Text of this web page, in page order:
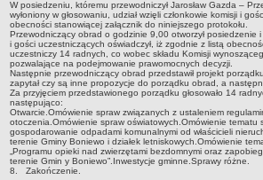
petycje
ponowne wykorzystywanie
pomoc prawna
Punkt potwierdzania profilu zaufanego
Porozumienia
Infromacje w zakresie preferencyjnego
ocena jakości wody
WŁADZE I STRUKTURA
W posiedzeniu, któremu przewodniczył Jarosław Gazda –
wyłoniony w głosowaniu, udział wzięli członkowie komisji i
obecności stanowiącej załącznik do niniejszego protokołu.
Przewodniczący obrad o godzinie 9,00 otworzył posiedzenie
i gości uczestniczących oświadczył, iż zgodnie z listą
uczestniczy 14 radnych, co wobec składu Komisji
pozwalające na podejmowanie prawomocnych decyzji.
Następnie przewodniczący obrad przedstawił projekt
zapytał czy są inne propozycje do porządku obrad, a
Za przyjęciem przedstawionego porządku głosowało 14
następująco:
Otwarcie.Omówienie spraw związanych z ustaleniem
otoczenia.Omówienie spraw oświatowych.Omówienie tematu
gospodarowanie odpadami komunalnymi od właścicieli
terenie Gminy Boniewo i działek letniskowych.Omówienie
„Programu opieki nad zwierzętami bezdomnymi oraz
terenie Gmin y Boniewo”.Inwestycje gminne.Sprawy różne.
8. Zakończenie.